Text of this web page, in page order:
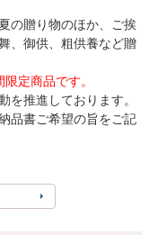
の贈り物のほか、ご挨
、御供、粗供養など贈
定商品です。
を推進しております。
品書ご希望の旨をご記